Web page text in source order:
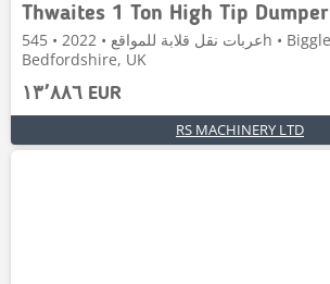
Thwaites 1 Ton High Tip Dumper
عربات نقل قلابة للمواقع • 2022 • 545h • Biggleswade،
Bedfordshire, UK
١٣٬٨٨٦ EUR
RS MACHINERY LTD